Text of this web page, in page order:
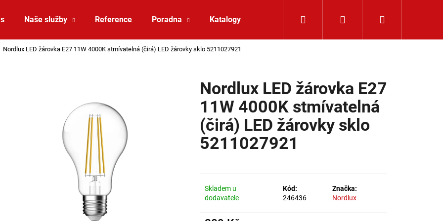
Naše služby Reference Poradna Katalogy Přihlášení
Nordlux LED žárovka E27 11W 4000K stmívatelná (čirá) LED žárovky sklo 5211027921
Nordlux LED žárovka E27
11W 4000K stmívatelná
(čirá) LED žárovky sklo
5211027921
Skladem u
dodavatele
Kód:
246436
Značka:
Nordlux
Co potřebujete najít?
Doporučujeme
ZÁVĚSNÉ SVÍTIDLO RANDO THIN
SAUNA LED PÁSEK 24V RGBW 9,6W IP65